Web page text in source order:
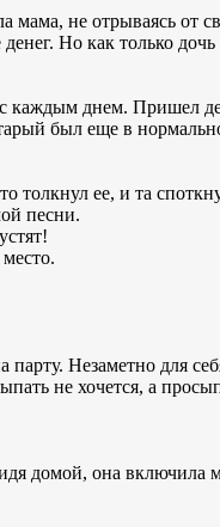
мама, не отрываясь от
Но как только дочь
каждым днем. Пришел
был еще в
толкнул ее, и та
песни.
Незаметно для
не хочется, а
домой, она включила